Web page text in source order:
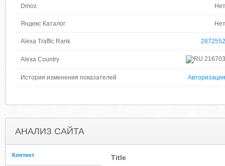
Dmoz Нет
Яндекс Каталог Нет
Alexa Traffic Rank 2872552
Alexa Country 216703
История изменения показателей Авторизация
АНАЛИЗ САЙТА
Контент Title